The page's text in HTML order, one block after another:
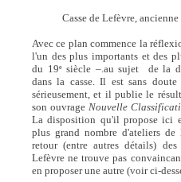
Casse de Lefèvre,
Avec ce plan commence la
l'un des plus importants et des
du 19esiècle –.au sujet de la
dans la casse. Il est sans
sérieusement, et il publie le
son ouvrage Nouvelle
La disposition qu'il propose ici
plus grand nombre d'ateliers
retour (entre autres détails)
Lefèvre ne trouve pas
en proposer une autre (voir ci-